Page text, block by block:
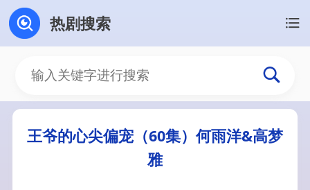
热剧搜索
王爷的心尖偏宠（60集）何雨洋&高梦
雅